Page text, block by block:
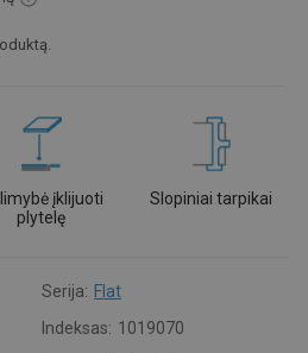
įklijuoti
plytelę
Slopiniai tarpikai
Serija: Flat
Indeksas: 1019070